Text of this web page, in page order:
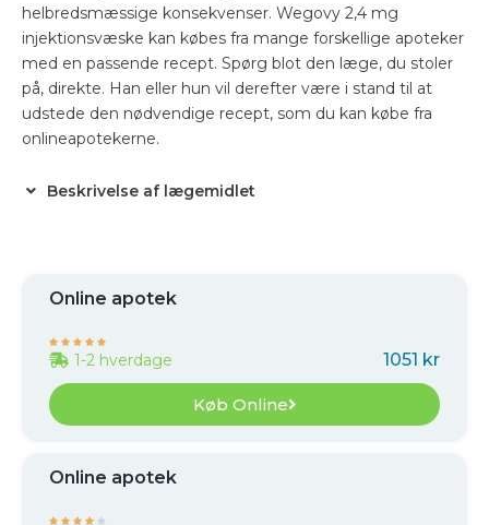
helbredsmæssige konsekvenser. Wegovy 2,4 mg
injektionsvæske kan købes fra mange forskellige apoteker
med en passende recept. Spørg blot den læge, du stoler
på, direkte. Han eller hun vil derefter være i stand til at
udstede den nødvendige recept, som du kan købe fra
onlineapotekerne.
Beskrivelse af lægemidlet
Online apotek
    
1-2 hverdage 1051 kr
Køb Online
Online apotek
    